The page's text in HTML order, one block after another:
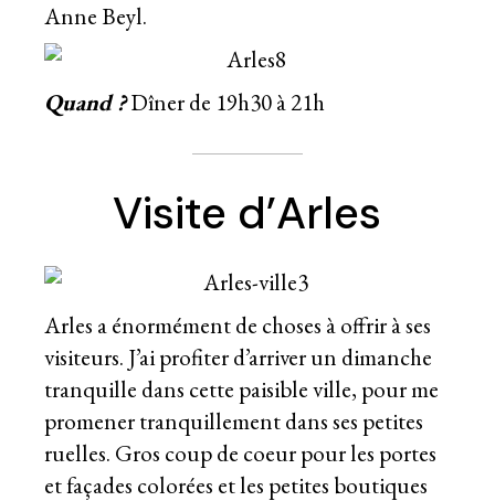
Anne Beyl.
Quand ?Dîner de 19h30 à 21h
Visite d’Arles
Arles a énormément de choses à offrir à ses
visiteurs. J’ai profiter d’arriver un dimanche
tranquille dans cette paisible ville, pour me
promener tranquillement dans ses petites
ruelles. Gros coup de coeur pour les portes
et façades colorées et les petites boutiques